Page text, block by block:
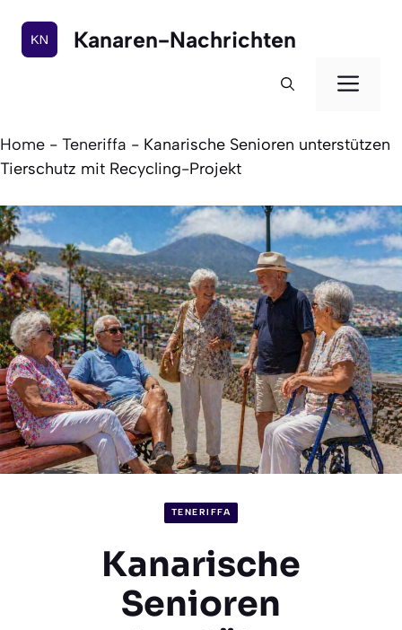
Inhalt
springen
Kanaren-Nachrichten
Home - Teneriffa - Kanarische Senioren unterstützen
Tierschutz mit Recycling-Projekt
TENERIFFA
Kanarische
Senioren